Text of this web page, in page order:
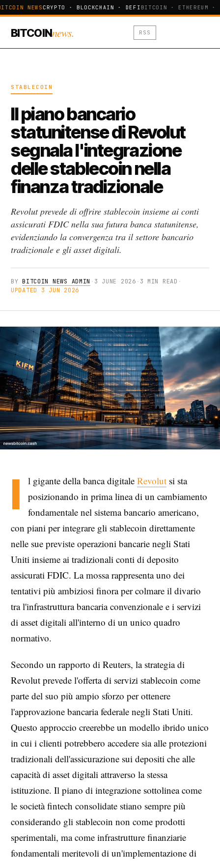
NEWSCRYPTO · BLOCKCHAIN · DEFIBITCOIN · ETHEREUM ·
BITCOINnews. RSS
STABLECOIN
Il piano bancario
statunitense di Revolut
segnala l'integrazione
delle stablecoin nella
finanza tradizionale
Revolut prevede di offrire stablecoin insieme ai conti
assicurati FDIC nella sua futura banca statunitense,
evidenziando la convergenza tra il settore bancario
tradizionale e gli asset digitali.
BYBITCOIN NEWS ADMIN · 3 JUNE 2026 · 3 MIN READ ·
UPDATED 3 JUN 2026
I l gigante della banca digitale Revolut si sta
posizionando in prima linea di un cambiamento
fondamentale nel sistema bancario americano,
con piani per integrare gli stablecoin direttamente
nelle sue previste operazioni bancarie negli Stati
Uniti insieme ai tradizionali conti di deposito
assicurati FDIC. La mossa rappresenta uno dei
tentativi più ambiziosi finora per colmare il divario
tra l'infrastruttura bancaria convenzionale e i servizi
di asset digitali all'interno di un unico quadro
normativo.
Secondo un rapporto di Reuters, la strategia di
Revolut prevede l'offerta di servizi stablecoin come
parte del suo più ampio sforzo per ottenere
l'approvazione bancaria federale negli Stati Uniti.
Questo approccio creerebbe un modello ibrido unico
in cui i clienti potrebbero accedere sia alle protezioni
tradizionali dell'assicurazione sui depositi che alle
capacità di asset digitali attraverso la stessa
istituzione. Il piano di integrazione sottolinea come
le società fintech consolidate stiano sempre più
considerando gli stablecoin non come prodotti
sperimentali, ma come infrastrutture finanziarie
fondamentali meritevoli di un'implementazione di